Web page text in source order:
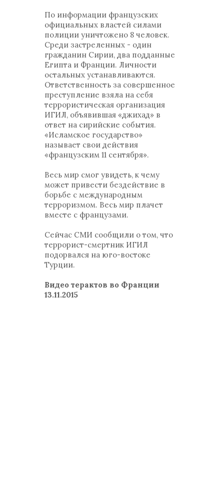
По информации французских
официальных властей силами
полиции уничтожено 8 человек.
Среди застреленных - один
гражданин Сирии, два подданные
Египта и Франции. Личности
остальных устанавливаются.
Ответственность за совершенное
преступление взяла на себя
террористическая организация
ИГИЛ, объявившая «джихад» в
ответ на сирийские события.
«Исламское государство»
называет свои действия
«французским 11 сентября».
Весь мир смог увидеть, к чему
может привести бездействие в
борьбе с международным
терроризмом. Весь мир плачет
вместе с французами.
Сейчас СМИ сообщили о том, что
террорист-смертник ИГИЛ
подорвался на юго-востоке
Турции.
Видео терактов во Франции
13.11.2015